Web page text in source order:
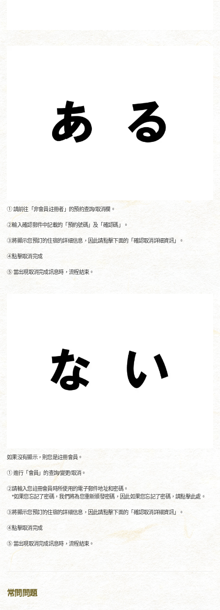
① 請前往「非會員註冊者」的預約查詢/取消欄。
②輸入確認郵件中記載的「預約號碼」及「確認碼」。
③將顯示您預訂的住宿的詳細信息，因此請點擊下面的「確認取消詳細資訊」。
④點擊取消完成
⑤ 當出現取消完成訊息時，流程結束。
如果沒有顯示，則您是註冊會員。
① 進行「會員」的查詢/變更/取消。
②請輸入您註冊會員時所使用的電子郵件地址和密碼。
*如果您忘記了密碼，我們將為您重新頒發密碼，因此如果您忘記了密碼，請點擊此處。
③將顯示您預訂的住宿的詳細信息，因此請點擊下面的「確認取消詳細資訊」。
④點擊取消完成
⑤ 當出現取消完成訊息時，流程結束。
常問問題